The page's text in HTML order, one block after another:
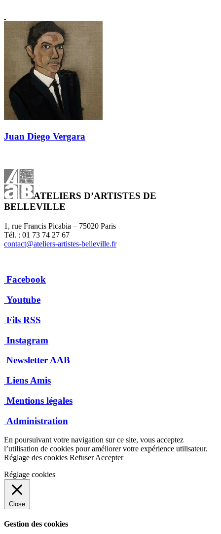
Juan Diego Vergara
ATELIERS D’ARTISTES DE
BELLEVILLE
1, rue Francis Picabia – 75020 Paris
Tél. : 01 73 74 27 67
contact@ateliers-artistes-belleville.fr
Facebook
Youtube
Fils RSS
Instagram
Newsletter AAB
Liens Amis
Mentions légales
Administration
En poursuivant votre navigation sur ce site, vous acceptez
l’utilisation de cookies pour améliorer votre expérience utilisateur.
Réglage des cookies Refuser Accepter
Réglage cookies
Close
Gestion des cookies